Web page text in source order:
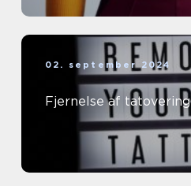
02. september 2024
Fjernelse af tatovering